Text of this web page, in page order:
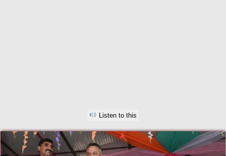
Listen to this